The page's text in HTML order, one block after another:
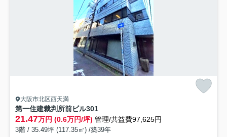
大阪市北区西天満
第一住建裁判所前ビル301
21.47万円 (0.6万円/坪) 管理/共益費97,625円
3階 / 35.49坪 (117.35㎡) /築39年